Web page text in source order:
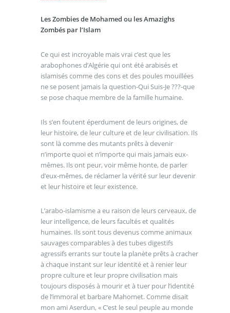
Les Zombies de Mohamed ou les Amazighs
Zombés par l’Islam
Ce qui est incroyable mais vrai c’est que les
arabophones d’Algérie qui ont été arabisés et
islamisés comme des cons et des poules mouillées
ne se posent jamais la question-Qui Suis-Je ???-que
se pose chaque membre de la famille humaine.
Ils s’en foutent éperdument de leurs origines, de
leur histoire, de leur culture et de leur civilisation. Ils
sont là comme des mutants prêts à devenir
n’importe quoi et n’importe qui mais jamais eux-
mêmes. Ils ont peur, voir même honte, de parler
d’eux-mêmes, de réclamer la vérité sur leur devenir
et leur histoire et leur existence.
L’arabo-islamisme a eu raison de leurs cerveaux, de
leur intelligence, de leurs facultés et qualités
humaines. Ils sont tous devenus comme animaux
sauvages comparables à des tubes digestifs
agressifs errants sur toute la planète prêts à cracher
à chaque instant sur leur identité et à renier leur
propre culture et leur propre civilisation mais
toujours disposés à mourir et à tuer pour l’identité
de l’immoral et barbare Mahomet. Comme disait
mon ami Aserdun, « C’est le seul peuple au monde